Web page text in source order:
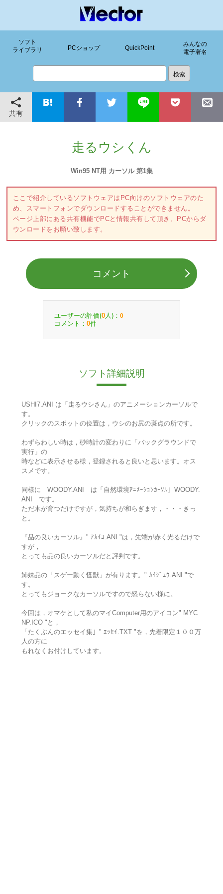
ソフト
ライブラリ
PCショップ QuickPoint
みんなの
電子署名
共有
走るウシくん
Win95 NT用 カーソル 第1集
ここで紹介しているソフトウェアはPC向けのソフトウェアのた
め、スマートフォンでダウンロードすることができません。
ページ上部にある共有機能でPCと情報共有して頂き、PCからダ
ウンロードをお願い致します。
コメント
ユーザーの評価(0 人)： 0
コメント： 0件
ソフト詳細説明
USHI7.ANI は「走るウシさん」のアニメーションカーソルで
す。
クリックのスポットの位置は，ウシのお尻の斑点の所です。
わずらわしい時は，砂時計の変わりに「バックグラウンドで
実行」の
時などに表示させる様，登録されると良いと思います。オス
スメです。
同様に WOODY.ANI は「自然環境ｱﾆﾒｰｼｮﾝｶｰｿﾙ」WOODY.
ANI です。
ただ木が育つだけですが，気持ちが和らぎます，・・・きっ
と。
『品の良いカーソル』" ｱｶｲﾖ.ANI "は，先端が赤く光るだけで
すが，
とっても品の良いカーソルだと評判です。
姉妹品の「スゲー動く怪獣」が有ります。" ｶｲｼﾞｭｳ.ANI "で
す。
とってもジョークなカーソルですので怒らない様に。
今回は，オマケとして私のマイComputer用のアイコン" MYC
NP.ICO "と，
「たくぶんのエッセイ集」" ｴｯｾｲ.TXT "を，先着限定１００万
人の方に
もれなくお付けしています。